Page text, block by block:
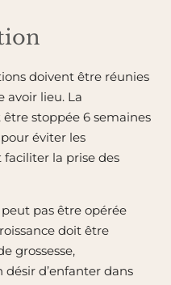
doivent être réunies
avoir lieu. La
stoppée 6 semaines
éviter les
la prise des
pas être opérée
doit être
grossesse,
désir d’enfanter dans